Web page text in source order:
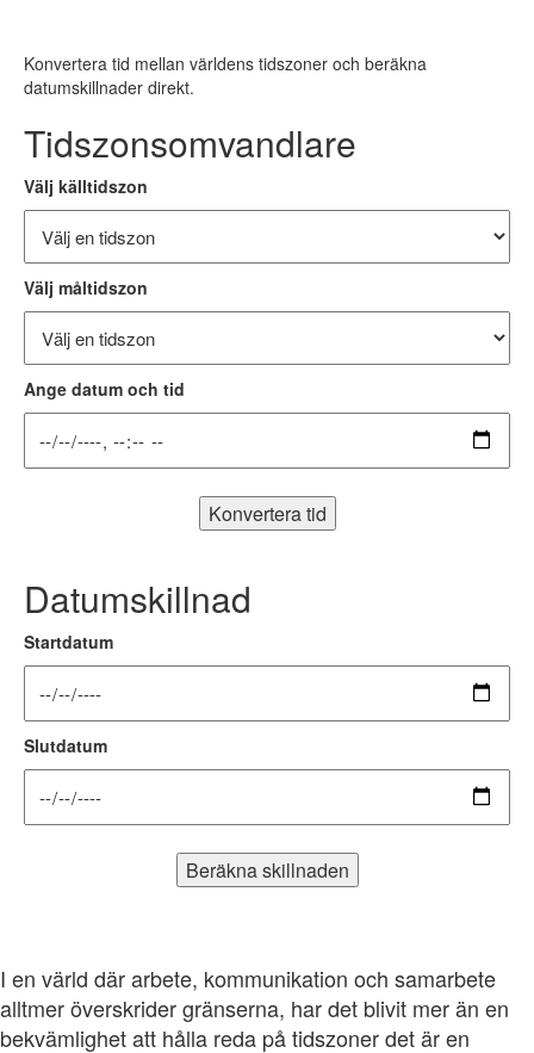
Konvertera tid mellan världens tidszoner och beräkna
datumskillnader direkt.
Tidszonsomvandlare
Välj källtidszon
Välj måltidszon
Ange datum och tid
Konvertera tid
Datumskillnad
Startdatum
Slutdatum
Beräkna skillnaden
I en värld där arbete, kommunikation och samarbete
alltmer överskrider gränserna, har det blivit mer än en
bekvämlighet att hålla reda på tidszoner det är en